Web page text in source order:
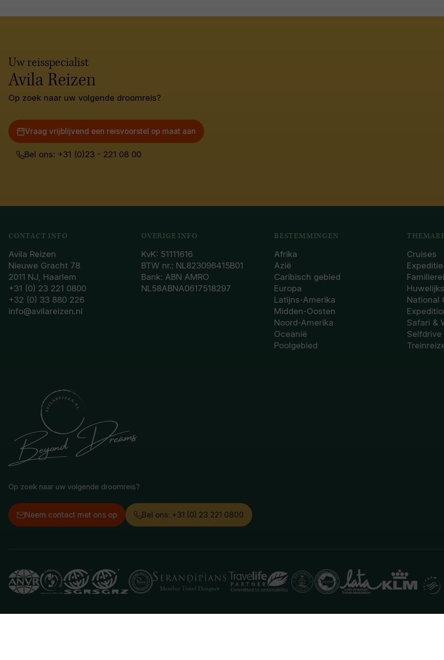
Uw reisspecialist
Avila Reizen
Op zoek naar uw volgende droomreis?
Vraag vrijblijvend een reisvoorstel op maat aan
Bel ons: +31 (0)23 - 221 08 00
CONTACT INFO
Avila Reizen
Nieuwe Gracht 78
2011 NJ, Haarlem
+31 (0) 23 221 0800
+32 (0) 33 880 226
info@avilareizen.nl
OVERIGE INFO
KvK: 51111616
BTW nr.: NL823096415B01
Bank: ABN AMRO
NL58ABNA0617518297
BESTEMMINGEN
Afrika
Azië
Caribisch gebied
Europa
Latijns-Amerika
Midden-Oosten
Noord-Amerika
Oceanië
Poolgebied
Cruises
National
Safari &
Selfdrive
Op zoek naar uw volgende droomreis?
Neem contact met ons op Bel ons: +31 (0) 23 221 0800